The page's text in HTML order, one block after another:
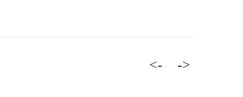
<- ->